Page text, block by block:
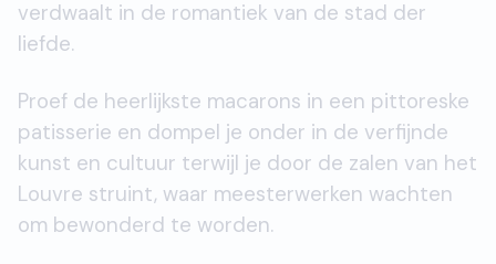
verdwaalt in de romantiek van de stad der
liefde.
Proef de heerlijkste macarons in een pittoreske
patisserie en dompel je onder in de verfijnde
kunst en cultuur terwijl je door de zalen van het
Louvre struint, waar meesterwerken wachten
om bewonderd te worden.